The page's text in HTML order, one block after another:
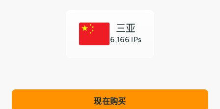
三亚
6,166 IPs
现在购买